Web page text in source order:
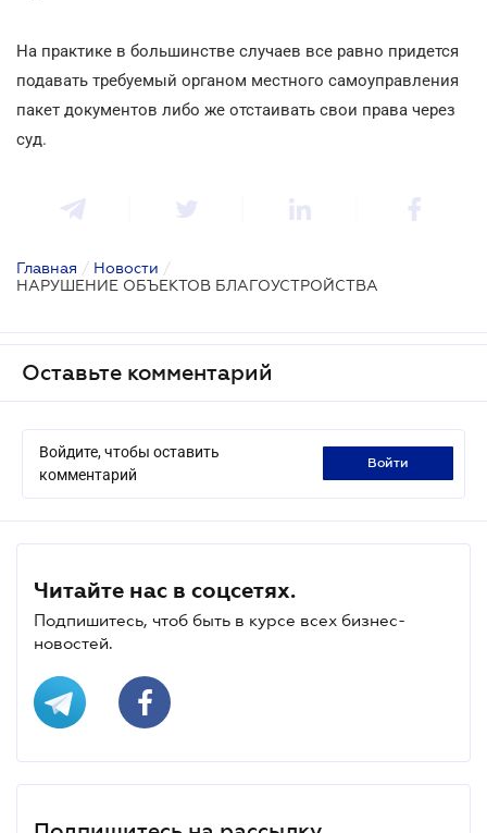
На практике в большинстве случаев все равно придется
подавать требуемый органом местного самоуправления
пакет документов либо же отстаивать свои права через
суд.
Главная / Новости /
НАРУШЕНИЕ ОБЪЕКТОВ БЛАГОУСТРОЙСТВА
Оставьте комментарий
Войдите, чтобы оставить
комментарий
войти
Читайте нас в соцсетях.
Подпишитесь, чтоб быть в курсе всех бизнес-
новостей.